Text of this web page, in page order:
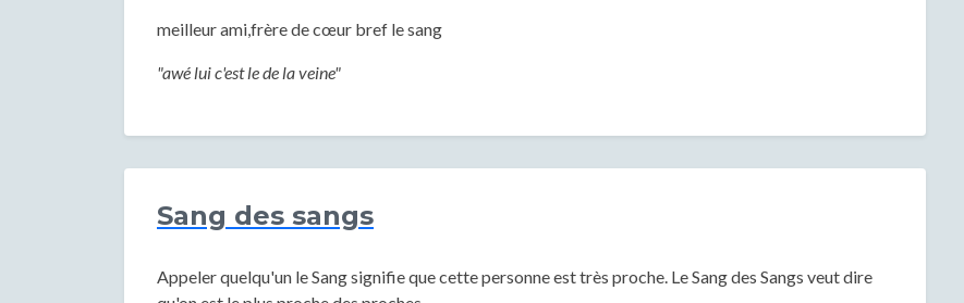
meilleur ami,frère de cœur bref le sang
"awé lui c'est le de la veine"
Sang des sangs
Appeler quelqu'un le Sang signifie que cette personne est très proche. Le Sang des Sangs veut dire